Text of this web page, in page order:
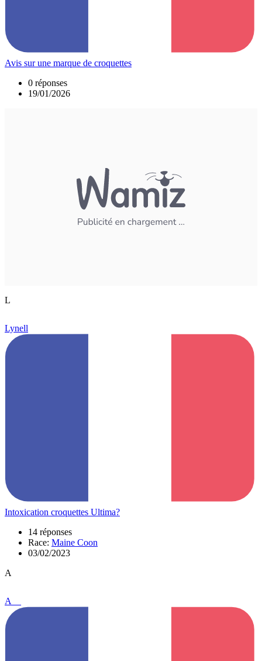
Avis sur une marque de croquettes
0 réponses
19/01/2026
L
Lynell
Intoxication croquettes Ultima?
14 réponses
Race: Maine Coon
03/02/2023
A
A__